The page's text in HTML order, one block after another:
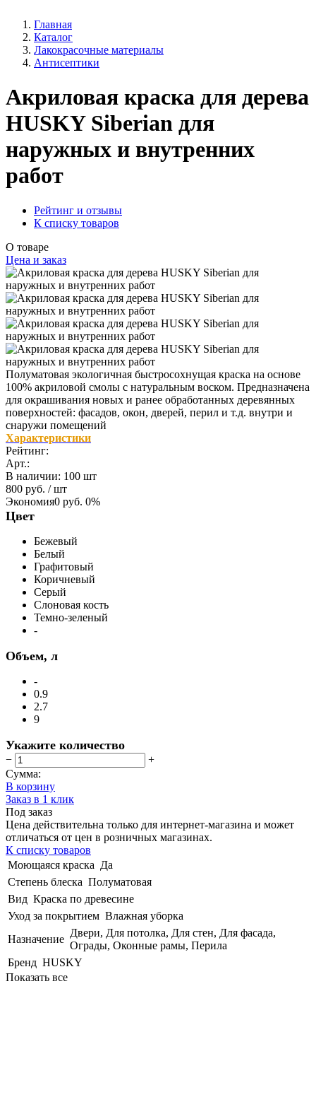
Главная
Каталог
Лакокрасочные материалы
Антисептики
Акриловая краска для дерева
HUSKY Siberian для
наружных и внутренних
работ
Рейтинг и отзывы
К списку товаров
О товаре
Цена и заказ
Полуматовая экологичная быстросохнущая краска на основе
100% акриловой смолы с натуральным воском. Предназначена
для окрашивания новых и ранее обработанных деревянных
поверхностей: фасадов, окон, дверей, перил и т.д. внутри и
снаружи помещений
Характеристики
Рейтинг:
Арт.:
В наличии: 100 шт
800 руб. / шт
Экономия0 руб. 0%
Цвет
Бежевый
Белый
Графитовый
Коричневый
Серый
Слоновая кость
Темно-зеленый
-
Объем, л
-
0.9
2.7
9
Укажите количество
−
+
Сумма:
В корзину
Заказ в 1 клик
Под заказ
Цена действительна только для интернет-магазина и может
отличаться от цен в розничных магазинах.
К списку товаров
Моющаяся краска Да
Степень блеска Полуматовая
Вид Краска по древесине
Уход за покрытием Влажная уборка
Назначение
Двери, Для потолка, Для стен, Для фасада,
Ограды, Оконные рамы, Перила
Бренд HUSKY
Показать все